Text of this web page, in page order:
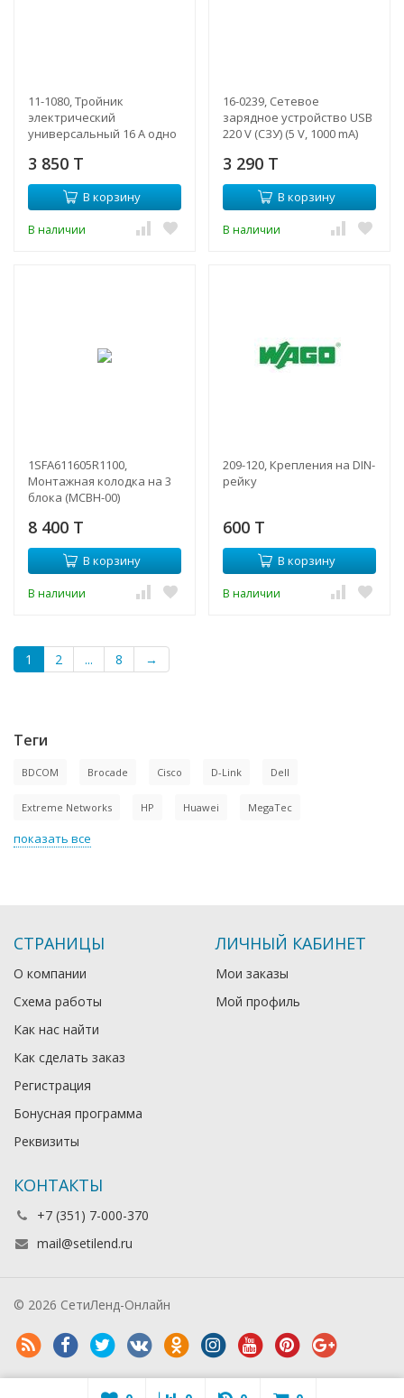
11-1080, Тройник
электрический
универсальный 16 А одно
белый
3 850 T
В корзину
В наличии
16-0239, Сетевое
зарядное устройство USB
220 V (СЗУ) (5 V, 1000 mA)
3 290 T
В корзину
В наличии
1SFA611605R1100,
Монтажная колодка на 3
блока (MCBH-00)
8 400 T
В корзину
В наличии
209-120, Крепления на DIN-
рейку
600 T
В корзину
В наличии
1 2 ... 8 →
Теги
BDCOM Brocade Cisco D-Link Dell
Extreme Networks HP Huawei MegaTec
показать все
СТРАНИЦЫ
О компании
Схема работы
Как нас найти
Как сделать заказ
Регистрация
Бонусная программа
Реквизиты
ЛИЧНЫЙ КАБИНЕТ
Мои заказы
Мой профиль
КОНТАКТЫ
+7 (351) 7-000-370
mail@setilend.ru
© 2026 СетиЛенд-Онлайн